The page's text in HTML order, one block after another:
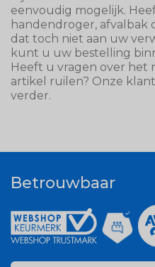
eenvoudig mogelijk.
handendroger, afvalbak
dat toch niet aan uw
kunt u uw bestelling
Heeft u vragen over
artikel ruilen? Onze
verder.
Betrouwbaar